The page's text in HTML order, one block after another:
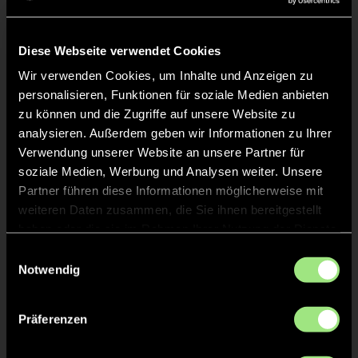
Diese Webseite verwendet Cookies
Wir verwenden Cookies, um Inhalte und Anzeigen zu
personalisieren, Funktionen für soziale Medien anbieten
zu können und die Zugriffe auf unsere Website zu
analysieren. Außerdem geben wir Informationen zu Ihrer
Verwendung unserer Website an unsere Partner für
soziale Medien, Werbung und Analysen weiter. Unsere
Partner führen diese Informationen möglicherweise mit
weiteren Daten zusammen, die Sie ihnen bereitgestellt
Notwendig
Präferenzen
41' KURZE ECKE
30' ANPFIFF 3. Viertel
30' ABPFIFF 2. Viertel